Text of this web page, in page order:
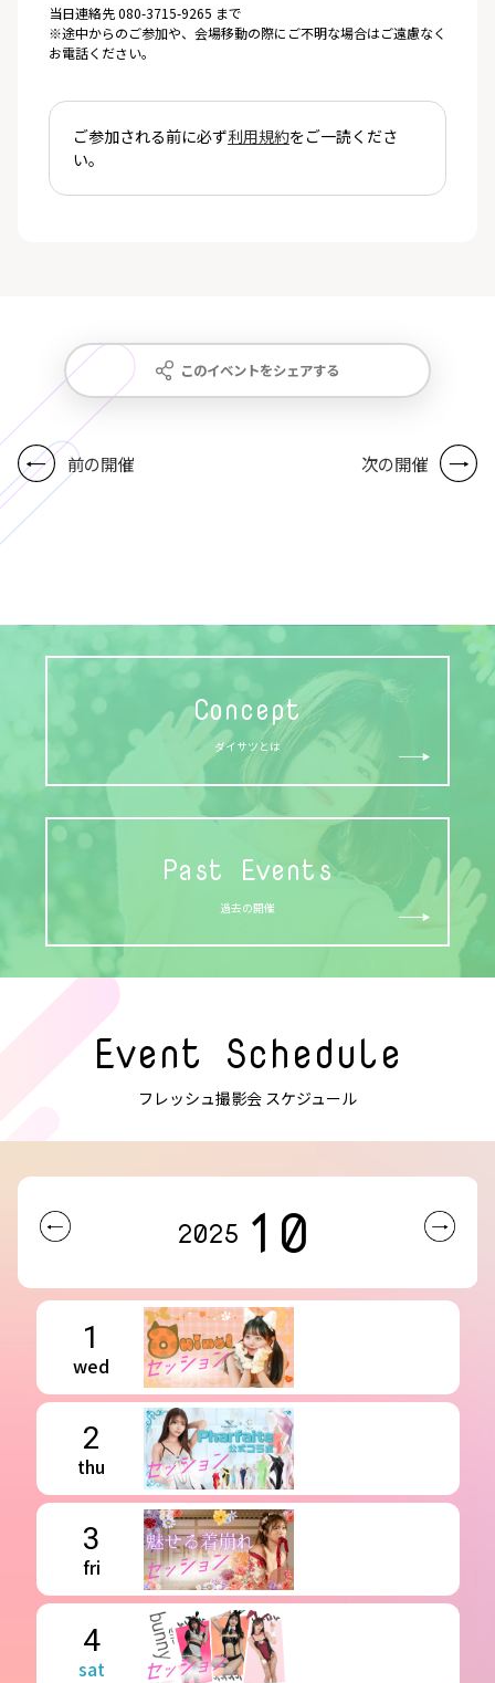
当日連絡先 080-3715-9265 まで
※途中からのご参加や、会場移動の際にご不明な場合はご遠慮なく
お電話ください。
ご参加される前に必ず利用規約をご一読くださ
い。
このイベントをシェアする
前の開催 次の開催
Concept
ダイサツとは
Past Events
過去の開催
Event Schedule
フレッシュ撮影会 スケジュール
2025 10
1
wed
2
thu
3
fri
4
sat